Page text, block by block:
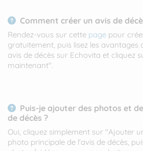
Comment créer un avis de
Rendez-vous sur cette page pour
gratuitement, puis lisez les avantages
avis de décès sur Echovita et cliquez
maintenant".
Puis-je ajouter des photos et
de décès ?
Oui, cliquez simplement sur "Ajouter
photo principale de l'avis de décès,